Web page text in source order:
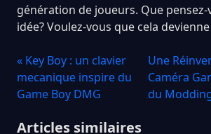
génération de joueurs. Que
idée? Voulez-vous que cela
« Key Boy : un clavier
mecanique inspire du
Game Boy DMG
Une
Caméra
du
Articles similaires